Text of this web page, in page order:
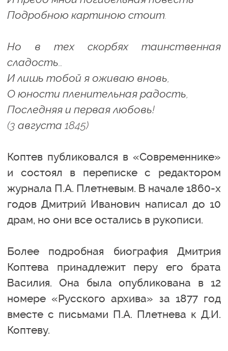
Подробною картиною стоит.
Но в тех скорбях таинственная
сладость…
И лишь тобой я оживаю вновь,
О юности пленительная радость,
Последняя и первая любовь!
(3 августа 1845)
Коптев публиковался в «Современнике»
и состоял в переписке с редактором
журнала П.А. Плетневым. В начале 1860-х
годов Дмитрий Иванович написал до 10
драм, но они все остались в рукописи.
Более подробная биография Дмитрия
Коптева принадлежит перу его брата
Василия. Она была опубликована в 12
номере «Русского архива» за 1877 год
вместе с письмами П.А. Плетнева к Д.И.
Коптеву.